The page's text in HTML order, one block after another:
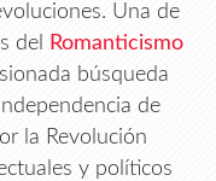
Una de
del
Romanticismo
búsqueda
de
la Revolución
y políticos